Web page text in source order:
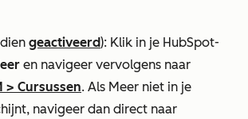
geactiveerd): Klik in je HubSpot-
en navigeer vervolgens naar
> Cursussen. Als Meer niet in je
navigeer dan direct naar